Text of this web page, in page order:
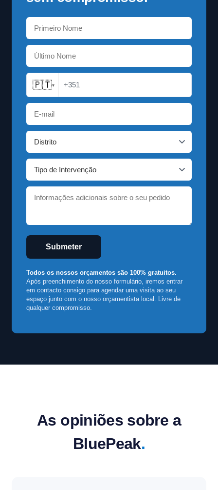
🇵🇹▾ +351
Submeter
Todos os nossos orçamentos são 100% gratuitos.
Após preenchimento do nosso formulário, iremos entrar
em contacto consigo para agendar uma visita ao seu
espaço junto com o nosso orçamentista local. Livre de
qualquer compromisso.
As opiniões sobre a
BluePeak.